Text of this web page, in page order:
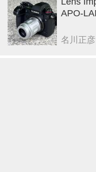
APO-
（税込
名川正彦